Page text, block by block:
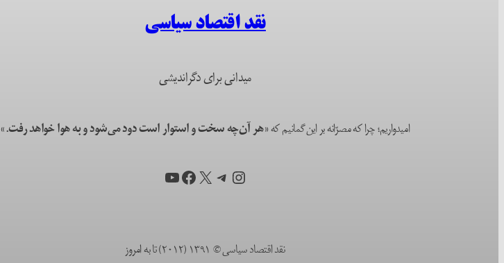
نقد اقتصاد سیاسی
میدانی برای دگراندیشی
امیدواریم؛ چرا که مصرّانه بر این گمانیم که«هر آن‌چه سخت و استوار است دود می‌شود و به هوا خواهد رفت.»
اینستاگرم
تلگرام
X فیس‌بوک
یوتیوب
نقد اقتصاد سیاسی © ۱۳۹۱ (۲۰۱۲) تا به امروز